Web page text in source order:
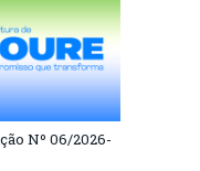
Nº 06/2026-